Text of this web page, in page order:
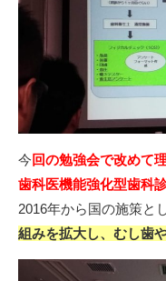
今 回の勉強会で改めて
歯科医機能強化型歯科
2016年から国の施策と
組みを拡大し、むし歯